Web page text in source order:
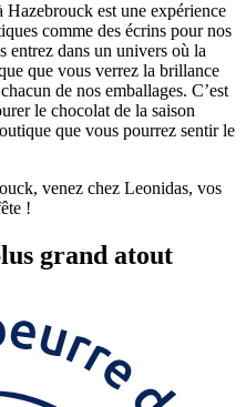
est une expérience
comme des écrins pour nos
entrez dans un univers où la
que vous verrez la brillance
de nos emballages. C’est
le chocolat de la saison
que vous pourrez sentir le
venez chez Leonidas, vos
!
grand atout